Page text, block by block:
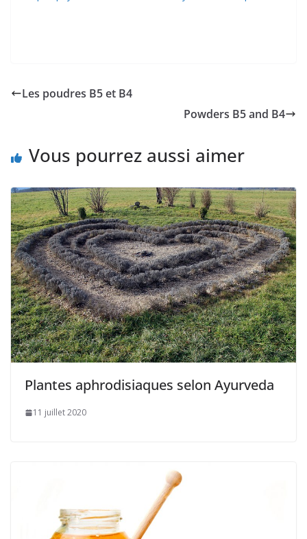
Les poudres B5 et B4
Powders B5 and B4
Vous pourrez aussi aimer
Plantes aphrodisiaques selon Ayurveda
11 juillet 2020